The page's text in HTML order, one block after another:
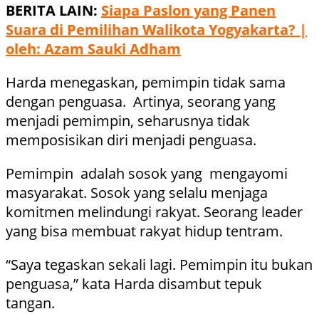
BERITA LAIN: Siapa Paslon yang Panen
Suara di Pemilihan Walikota Yogyakarta? |
oleh: Azam Sauki Adham
Harda menegaskan, pemimpin tidak sama
dengan penguasa. Artinya, seorang yang
menjadi pemimpin, seharusnya tidak
memposisikan diri menjadi penguasa.
Pemimpin adalah sosok yang mengayomi
masyarakat. Sosok yang selalu menjaga
komitmen melindungi rakyat. Seorang leader
yang bisa membuat rakyat hidup tentram.
“Saya tegaskan sekali lagi. Pemimpin itu bukan
penguasa,” kata Harda disambut tepuk
tangan.